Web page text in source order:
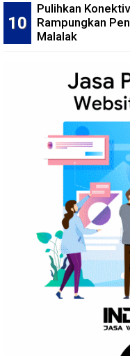
Pulihkan
Rampungkan
Malalak